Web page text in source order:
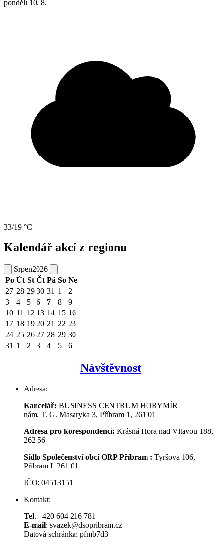
pondělí 10. 8.
33/19 °C
Kalendář akcí z regionu
Srpen2026
Po Út St Čt Pá So Ne
27 28 29 30 31 1
2
3
4 5 6 7 8
9
10 11 12 13 14 15 16
17 18 19 20 21 22 23
24 25 26 27 28 29 30
31 1 2 3 4 5 6
Návštěvnost
Adresa:
Kancelář: BUSINESS CENTRUM HORYMÍR
nám. T. G. Masaryka 3, Příbram 1, 261 01
Adresa pro korespondenci: Krásná Hora nad Vltavou 188,
262 56
Sídlo Společenství obcí ORP Příbram : Tyršova 106,
Příbram I, 261 01
IČO: 04513151
Kontakt:
Tel.:+420 604 216 781
E-mail: svazek@dsopribram.cz
Datová schránka: pfmb7d3